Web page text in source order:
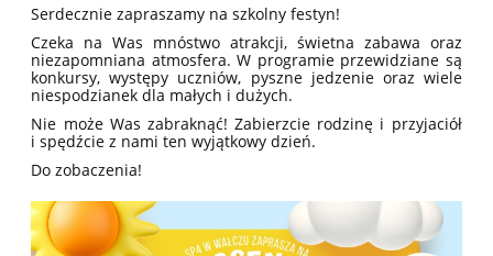
Serdecznie zapraszamy na szkolny festyn!
Czeka na Was mnóstwo atrakcji, świetna zabawa oraz
niezapomniana atmosfera. W programie przewidziane są
konkursy, występy uczniów, pyszne jedzenie oraz wiele
niespodzianek dla małych i dużych.
Nie może Was zabraknąć! Zabierzcie rodzinę i przyjaciół
i spędźcie z nami ten wyjątkowy dzień.
Do zobaczenia!